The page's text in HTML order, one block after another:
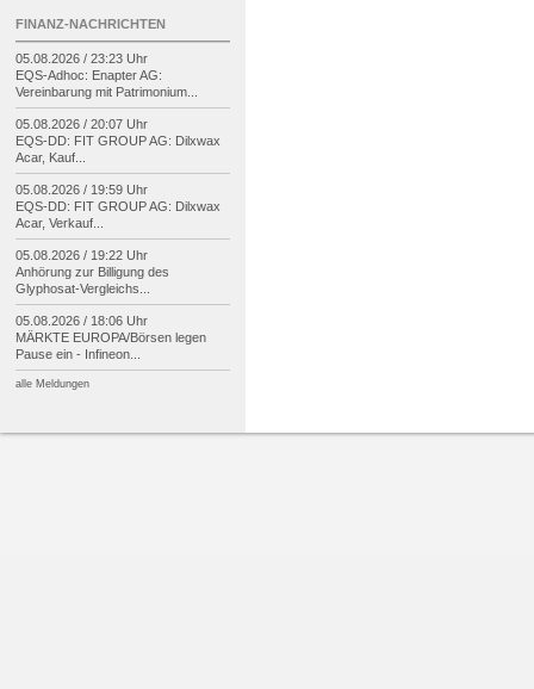
FINANZ-NACHRICHTEN
05.08.2026 / 23:23 Uhr
EQS-Adhoc: Enapter AG:
Vereinbarung mit Patrimonium...
05.08.2026 / 20:07 Uhr
EQS-DD: FIT GROUP AG: Dilxwax
Acar, Kauf...
05.08.2026 / 19:59 Uhr
EQS-DD: FIT GROUP AG: Dilxwax
Acar, Verkauf...
05.08.2026 / 19:22 Uhr
Anhörung zur Billigung des
Glyphosat-Vergleichs...
05.08.2026 / 18:06 Uhr
MÄRKTE EUROPA/Börsen legen
Pause ein - Infineon...
alle Meldungen